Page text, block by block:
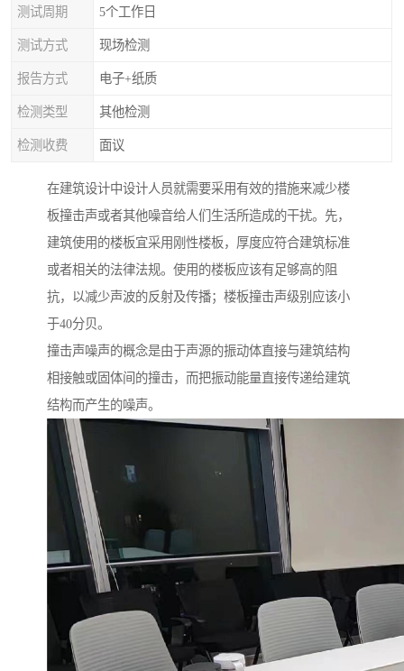
测试周期 5个工作日
测试方式 现场检测
报告方式 电子+纸质
检测类型 其他检测
检测收费 面议
在建筑设计中设计人员就需要采用有效的措施来减少楼
板撞击声或者其他噪音给人们生活所造成的干扰。先，
建筑使用的楼板宜采用刚性楼板，厚度应符合建筑标准
或者相关的法律法规。使用的楼板应该有足够高的阻
抗，以减少声波的反射及传播；楼板撞击声级别应该小
于40分贝。
撞击声噪声的概念是由于声源的振动体直接与建筑结构
相接触或固体间的撞击，而把振动能量直接传递给建筑
结构而产生的噪声。